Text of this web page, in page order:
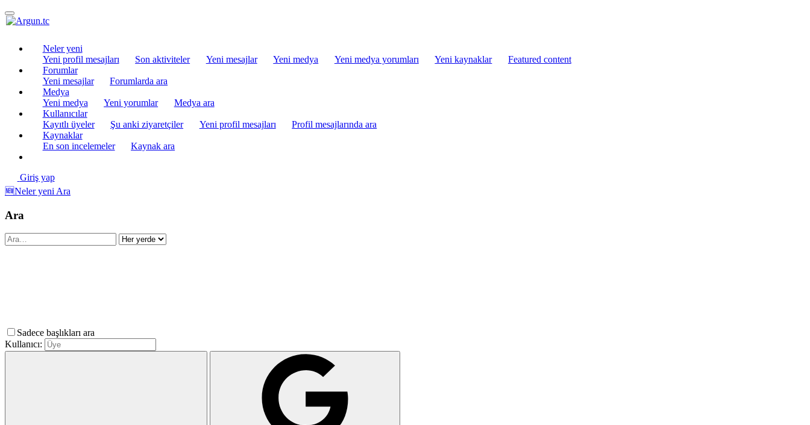
Neler yeni
Yeni profil mesajları
Son aktiviteler Yeni mesajlar Yeni medya Yeni medya yorumları Yeni kaynaklar
Featured content
Forumlar
Yeni mesajlar
Forumlarda ara
Medya
Yeni medya
Yeni yorumlar
Medya ara
Kullanıcılar
Kayıtlı üyeler
Şu anki ziyaretçiler Yeni profil mesajları
Profil mesajlarında ara
Kaynaklar
En son incelemeler
Kaynak ara
Giriş yap
🆕Neler yeni Ara
Ara
Sadece başlıkları ara
Kullanıcı: